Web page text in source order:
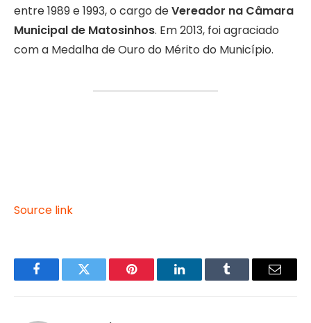
entre 1989 e 1993, o cargo deVereador na Câmara
Municipal de Matosinhos. Em 2013, foi agraciado
com a Medalha de Ouro do Mérito do Município.
Source link
FacebookTwitter Pinterest LinkedInTumblr Email